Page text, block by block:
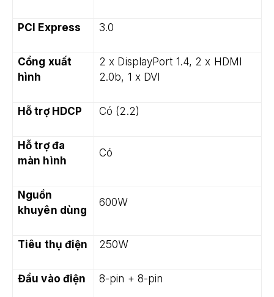
PCI Express 3.0
Cổng xuất
hình
2 x DisplayPort 1.4, 2 x HDMI
2.0b, 1 x DVI
Hỗ trợ HDCP Có (2.2)
Hỗ trợ đa
màn hình
Có
Nguồn
khuyên dùng
600W
Tiêu thụ điện 250W
Đầu vào điện 8-pin + 8-pin